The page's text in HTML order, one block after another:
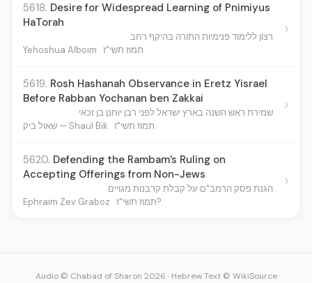
5618. Desire for Widespread Learning of Pnimiyus
HaTorah
רצון ללימוד פנימיות התורה בהיקף רחב
Yehoshua Alboim תמוז תשי"ז
›
5619. Rosh Hashanah Observance in Eretz Yisrael
Before Rabban Yochanan ben Zakkai
שמירת ראש השנה בארץ ישראל לפני רבן יוחנן בן זכאי
שאול ביק — Shaul Bik תמוז תשי"ז
›
5620. Defending the Rambam’s Ruling on
Accepting Offerings from Non-Jews
הגנת פסק הרמב"ם על קבלת קרבנות מגויים
Ephraim Zev Graboz
תמוז תשי"ז?
›
Audio © Chabad of Sharon 2026 · Hebrew Text © WikiSource